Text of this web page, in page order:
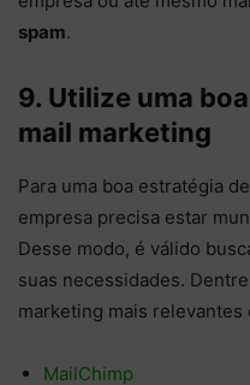
spam.
9. Utilize uma
mail marketing
Para uma boa estratégia
empresa precisa estar
Desse modo, é válido
suas necessidades.
marketing mais relevantes
MailChimp